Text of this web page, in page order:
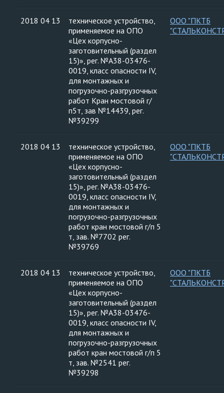
2018 04 13
техническое устройство,
применяемое на ОПО
«Цех корпусно-
заготовительный (раздел
15)», рег. №А38-03476-
0019, класс опасности IV,
для монтажных и
погрузочно-разгрузочных
работ Кран мостовой г/
п5т, зав №14439, рег.
№39299
ООО "ПКТБ
2018 04 13
техническое устройство,
применяемое на ОПО
«Цех корпусно-
заготовительный (раздел
15)», рег. №А38-03476-
0019, класс опасности IV,
для монтажных и
погрузочно-разгрузочных
работ кран мостовой г/п 5
т, зав. №7702 рег.
№39769
ООО "ПКТБ
2018 04 13
техническое устройство,
применяемое на ОПО
«Цех корпусно-
заготовительный (раздел
15)», рег. №А38-03476-
0019, класс опасности IV,
для монтажных и
погрузочно-разгрузочных
работ кран мостовой г/п 5
т, зав. №2541 рег.
№39298
ООО "ПКТБ